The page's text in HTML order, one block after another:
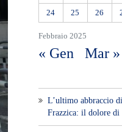
Febbraio 2025
24 25 26
« Gen Mar »
L’ultimo abbraccio
Frazzica: il dolore di